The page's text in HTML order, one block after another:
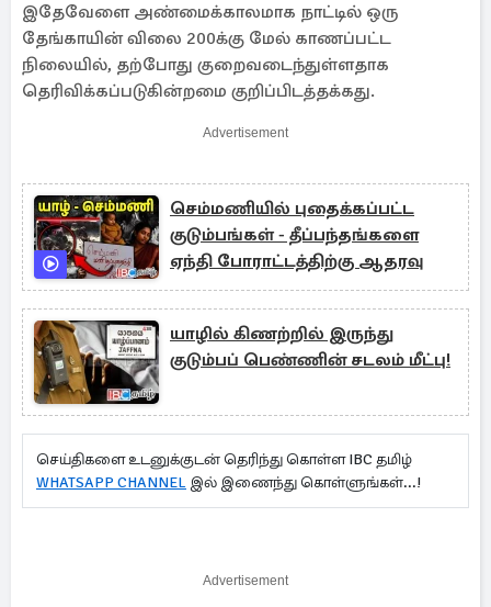
இதேவேளை அண்மைக்காலமாக நாட்டில் ஒரு
தேங்காயின் விலை 200க்கு மேல் காணப்பட்ட
நிலையில், தற்போது குறைவடைந்துள்ளதாக
தெரிவிக்கப்படுகின்றமை குறிப்பிடத்தக்கது.
Advertisement
செம்மணியில் புதைக்கப்பட்ட
குடும்பங்கள் - தீப்பந்தங்களை
ஏந்தி போராட்டத்திற்கு ஆதரவு
யாழில் கிணற்றில் இருந்து
குடும்பப் பெண்ணின் சடலம் மீட்பு!
செய்திகளை உடனுக்குடன் தெரிந்து கொள்ள IBC தமிழ்
WHATSAPP CHANNEL இல் இணைந்து கொள்ளுங்கள்...!
Advertisement